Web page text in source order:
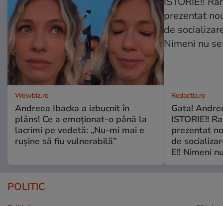
Wowbiz.ro
Andreea Ibacka a izbucnit în
plâns! Ce a emoționat-o până la
lacrimi pe vedetă: „Nu-mi mai e
rușine să fiu vulnerabilă”
Redactia.ro
Gata!
ISTORIE!!
prezentat
de
E!! Nimeni
POLITIC